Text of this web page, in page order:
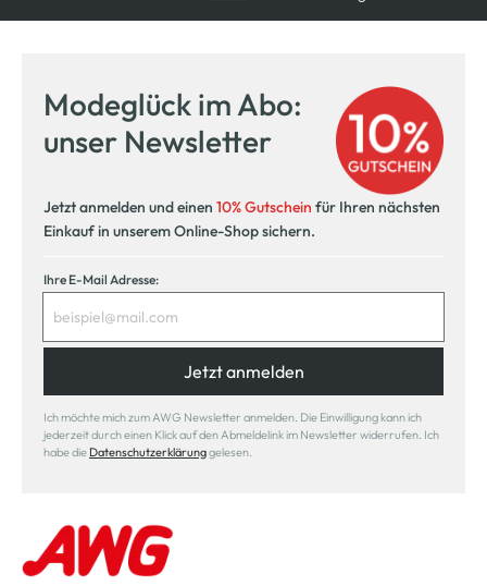
Modeglück im Abo:
unser Newsletter
Jetzt anmelden und einen 10% Gutschein für Ihren nächsten
Einkauf in unserem Online-Shop sichern.
Ihre E-Mail Adresse:
Jetzt anmelden
Ich möchte mich zum AWG Newsletter anmelden. Die Einwilligung kann ich
jederzeit durch einen Klick auf den Abmeldelink im Newsletter widerrufen. Ich
habe die Datenschutzerklärunggelesen.